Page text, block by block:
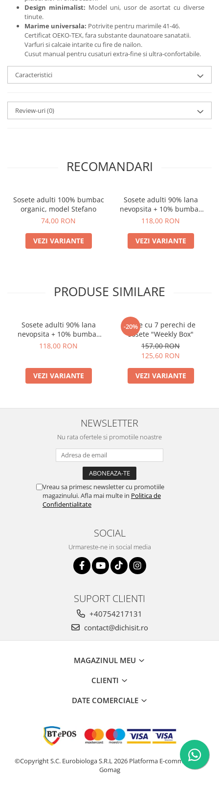
Design minimalist: Model uni, usor de asortat cu diverse
tinute.
Marime universala: Potrivite pentru marimile 41-46.
Certificat OEKO-TEX, fara substante daunatoare sanatatii.
Varfuri si calcaie intarite cu fire de nailon.
Cusut manual pentru cusaturi extra-fine si ultra-confortabile.
Caracteristici
Review-uri(0)
RECOMANDARI
Sosete adulti 100% bumbac
organic, model Stefano
74,00 RON
VEZI VARIANTE
Sosete adulti 90% lana
nevopsita + 10% bumbac
organic, model Chiara
118,00 RON
VEZI VARIANTE
PRODUSE SIMILARE
Sosete adulti 90% lana
nevopsita + 10% bumbac
organic, model Chiara
118,00 RON
VEZI VARIANTE
-20%
Cutie cu 7 perechi de
sosete "Weekly Box"
157,00 RON
125,60 RON
VEZI VARIANTE
NEWSLETTER
Nu rata ofertele si promotiile noastre
Vreau sa primesc newsletter cu promotiile
magazinului. Afla mai multe in Politica de
Confidentialitate
SOCIAL
Urmareste-ne in social media
SUPORT CLIENTI
+40754217131
contact@dichisit.ro
MAGAZINUL MEU
CLIENTI
DATE COMERCIALE
©Copyright S.C. Eurobiologa S.R.L 2026 Platforma E-commerce by
Gomag